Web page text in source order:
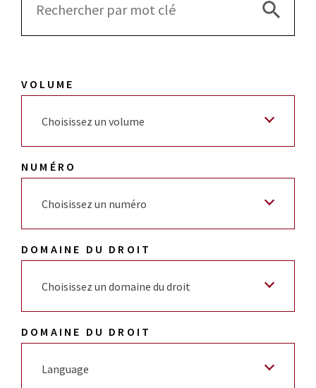
VOLUME
Choisissez un volume
NUMÉRO
Choisissez un numéro
DOMAINE DU DROIT
Choisissez un domaine du droit
DOMAINE DU DROIT
Language